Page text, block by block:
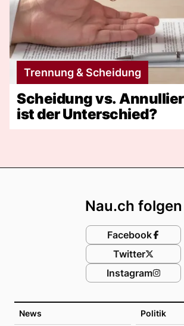
Trennung & Scheidung
Scheidung vs.
ist der Unterschied?
News Politik
Nau.ch folgen
Facebook
Twitter
Instagram